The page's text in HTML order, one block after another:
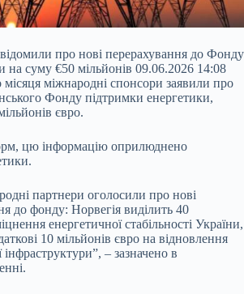
про нові перерахування до Фонду
на суму €50 мільйонів 09.06.2026 14:08
міжнародні спонсори заявили про
Фонду підтримки енергетики,
євро.
цю інформацію оприлюднено
партнери оголосили про нові
до фонду: Норвегія виділить 40
енергетичноїстабільності України,
10 мільйонів євро на відновлення
інфраструктури”, – зазначено в